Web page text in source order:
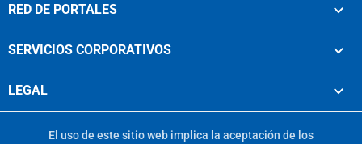
RED DE PORTALES
SERVICIOS CORPORATIVOS
LEGAL
El uso de este sitio web implica la aceptación de los